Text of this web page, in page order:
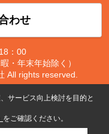
わせ
：00
・年末年始除く）
All rights reserved.
サービス向上検討を目的と
をご確認ください。